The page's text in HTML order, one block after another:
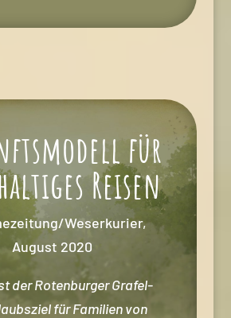
für
Reisen
Weserkurier,
August 2020
der Rotenburger Grafel-
für Familien von